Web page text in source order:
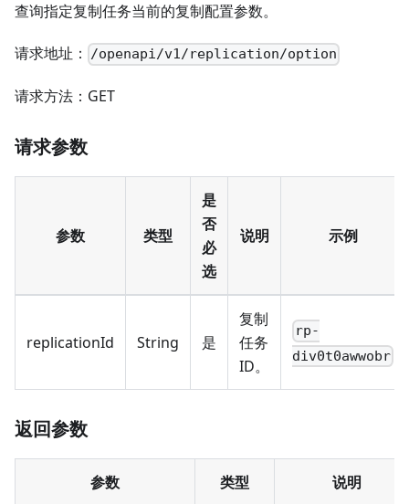
查询指定复制任务当前的复制配置参数。
请求地址： /openapi/v1/replication/option
请求方法：GET
请求参数
参数 类型
是
否
必
选
说明 示例
replicationId String 是
复制
任务
ID。
rp-
div0t0awwobr
返回参数
参数 类型 说明